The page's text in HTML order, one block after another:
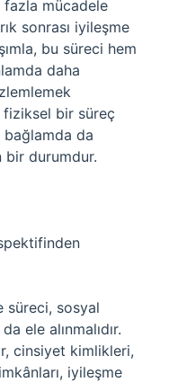
mücadele
sonrası iyileşme
bu süreci hem
daha
fiziksel bir süreç
bağlamda da
bir durumdur.
süreci, sosyal
ele alınmalıdır.
cinsiyet kimlikleri,
iyileşme